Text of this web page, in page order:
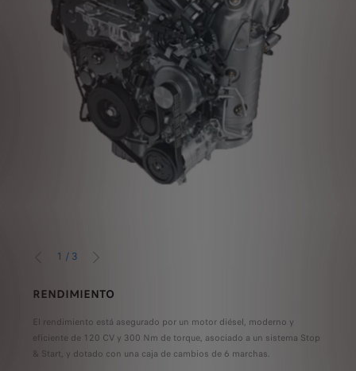
1 / 3
RENDIMIENTO
El rendimiento está asegurado por un motor diésel, moderno y
eficiente de 120 CV y 300 Nm de torque, asociado a un sistema Stop
& Start, y dotado con una caja de cambios de 6 marchas.